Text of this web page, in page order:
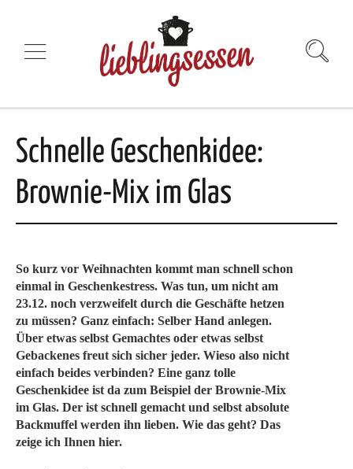
Schnelle Geschenkidee:
Brownie-Mix im Glas
So kurz vor Weihnachten kommt man schnell schon
einmal in Geschenkestress. Was tun, um nicht am
23.12. noch verzweifelt durch die Geschäfte hetzen
zu müssen? Ganz einfach: Selber Hand anlegen.
Über etwas selbst Gemachtes oder etwas selbst
Gebackenes freut sich sicher jeder. Wieso also nicht
einfach beides verbinden? Eine ganz tolle
Geschenkidee ist da zum Beispiel der Brownie-Mix
im Glas. Der ist schnell gemacht und selbst absolute
Backmuffel werden ihn lieben. Wie das geht? Das
zeige ich Ihnen hier.